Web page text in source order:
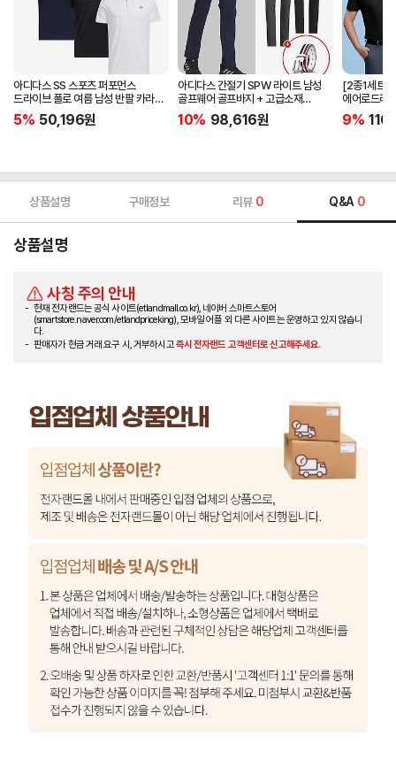
아디다스 SS 스포츠 퍼포먼스
드라이브 폴로 여름 남성 반팔 카라
티셔츠 IA5447 IA5448 IA5446
5% 50,196원
아디다스 간절기 SPW 라이트 남성
골프웨어 골프바지 + 고급소재
삼선패턴 골프벨트 세트
10% 98,616원
[2종1세트]
에어로드라
남자 골프
JG1313
9%
상품설명 구매정보 리뷰 0 Q&A 0
상품설명
사칭 주의 안내
현재 전자랜드는 공식 사이트(etlandmall.co.kr), 네이버 스마트스토어
(smartstore.naver.com/etlandpriceking), 모바일 어플 외 다른 사이트는 운영하고 있지 않습니
다.
판매자가 현금 거래 요구 시, 거부하시고즉시 전자랜드 고객센터로 신고해주세요.